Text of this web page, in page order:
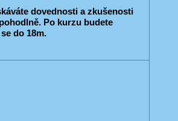
dovednosti a zkušenosti
Po kurzu budete
do 18m.